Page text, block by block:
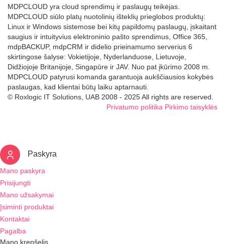
MDPCLOUD yra cloud sprendimų ir paslaugų teikėjas.
MDPCLOUD siūlo platų nuotolinių išteklių prieglobos produktų:
Linux ir Windows sistemose bei kitų papildomų paslaugų, įskaitant
saugius ir intuityvius elektroninio pašto sprendimus, Office 365,
mdpBACKUP, mdpCRM ir didelio prieinamumo serverius 6
skirtingose šalyse: Vokietijoje, Nyderlanduose, Lietuvoje,
Didžiojoje Britanijoje, Singapūre ir JAV. Nuo pat įkūrimo 2008 m.
MDPCLOUD patyrusi komanda garantuoja aukščiausios kokybės
paslaugas, kad klientai būtų laiku aptarnauti.
© Roxlogic IT Solutions, UAB 2008 - 2025 All rights are reserved.
Privatumo politika Pirkimo taisyklės
Paskyra
Mano paskyra
Prisijungti
Mano užsakymai
Įsiminti produktai
Kontaktai
Pagalba
Mano krepšelis